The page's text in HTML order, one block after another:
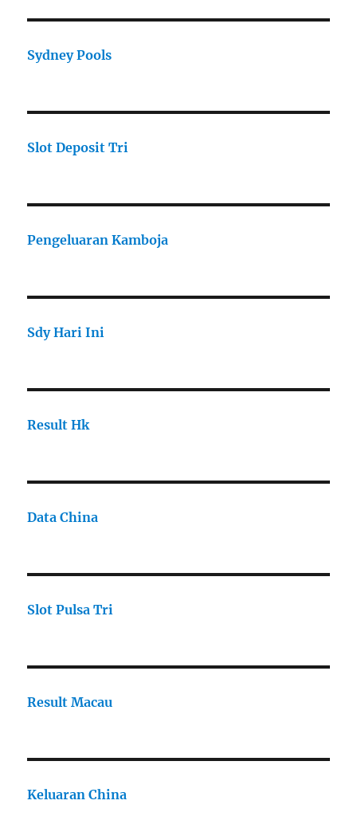
Sydney Pools
Slot Deposit Tri
Pengeluaran Kamboja
Sdy Hari Ini
Result Hk
Data China
Slot Pulsa Tri
Result Macau
Keluaran China